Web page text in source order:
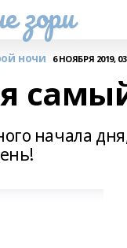
зори
ночи 6 НОЯБРЯ 2019,
начала